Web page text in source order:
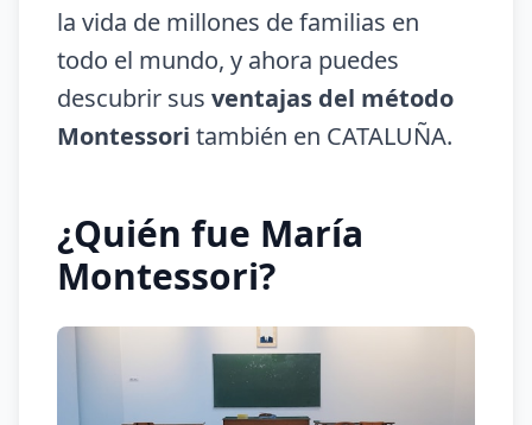
la vida de millones de familias en
todo el mundo, y ahora puedes
descubrir sus ventajas del método
Montessori también en CATALUÑA.
¿Quién fue María
Montessori?